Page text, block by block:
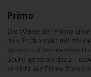
Primo
Die Weine der Primo-
den Erstkontakt mit
Bianco auf Vermentino-
Scuro gehören dazu –
schlicht auf Primo Rosso